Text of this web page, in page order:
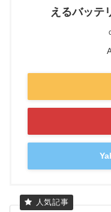
えるバッテ